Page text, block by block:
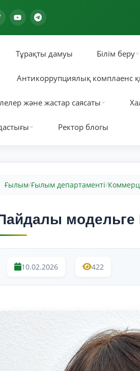
Тұрақты дамуы Білім беру
Антикоррупциялық комплаенс
және жастар саясаты
Ректор блогы
Ғылым/Ғылым департаменті/
10.02.2026 422